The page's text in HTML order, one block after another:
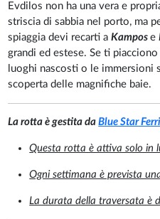
Evdilos non ha una vera e
striscia di sabbia nel porto, ma
spiaggia devi recarti aKampose
grandi ed estese. Se ti
luoghi nascosti o le immersioni
scoperta delle magnifiche baie.
La rotta è gestita daBlue Star
Questa rotta è attiva solo in
Ogni settimana è prevista
La durata della traversata è